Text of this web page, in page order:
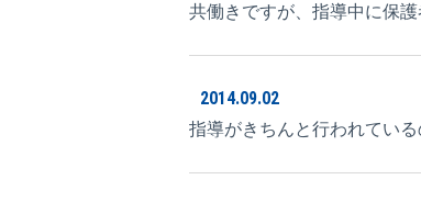
共働きですが、指導中に保
2014.09.02
指導がきちんと行われてい